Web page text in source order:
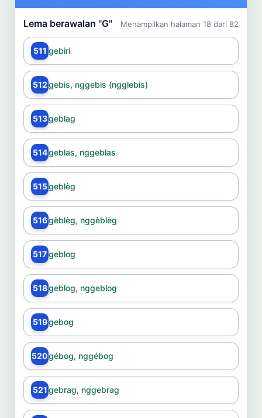
Lema berawalan "G" Menampilkan halaman 18 dari 82
511 gebiri
512gebis, nggebis (ngglebis)
513geblag
514geblas, nggeblas
515geblèg
516gèblèg, nggèblèg
517geblog
518geblog, nggeblog
519gebog
520gébog, nggébog
521gebrag, nggebrag